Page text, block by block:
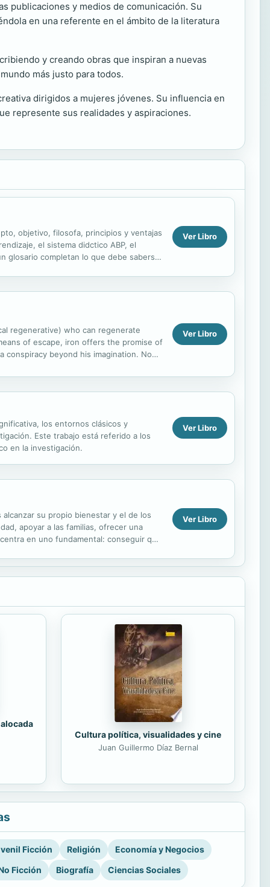
publicaciones y medios de comunicación. Su
en una referente en el ámbito de la literatura
y creando obras que inspiran a nuevas
más justo para todos.
dirigidos a mujeres jóvenes. Su influencia en
represente sus realidades y aspiraciones.
objetivo, filosofa, principios y ventajas
el sistema didctico ABP, el
glosario completan lo que debe saberse
Ver Libro
regenerative) who can regenerate
of escape, iron offers the promise of
conspiracy beyond his imagination. Now
Ver Libro
los entornos clásicos y
Este trabajo está referido a los
en la investigación.
Ver Libro
su propio bienestar y el de los
apoyar a las familias, ofrecer una
en uno fundamental: conseguir que
Ver Libro
Cultura política, visualidades y cine
Juan Guillermo Díaz Bernal
Ficción Religión
Economía y Negocios
Ficción
Biografía Ciencias Sociales